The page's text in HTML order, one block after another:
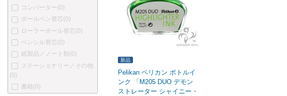
新品
Pelikan ペリカン ボトルイ
ンク 「M205 DUO デモン
ストレーター シャイニー・
コンバーター(0)
ボールペン替芯(0)
ローラーボール替芯(0)
ペンシル替芯(0)
紙製品／ノート類(0)
ステーショナリー／その他
(0)
書籍(0)